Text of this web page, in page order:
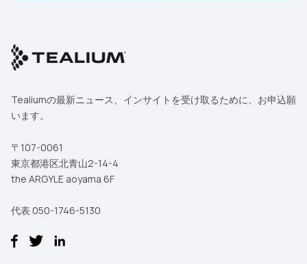
Tealiumの最新ニュース、インサイトを受け取るために、お申込願
います。
〒107-0061
東京都港区北青山2-14-4
the ARGYLE aoyama 6F
代表 050-1746-5130